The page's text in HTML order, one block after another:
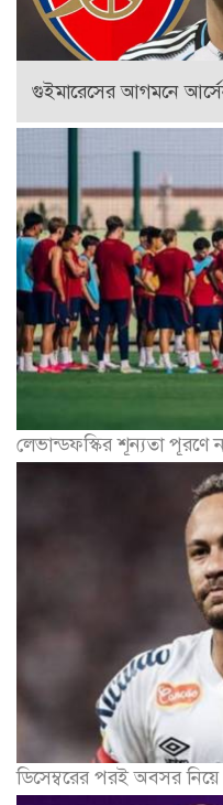
গুইমারেসের আগমনে
লেভান্ডফস্কির শূন্যতা পূরণে
ডিসেম্বরের পরই অবসর নিয়ে